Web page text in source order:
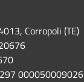
Corropoli (TE)
000050009026